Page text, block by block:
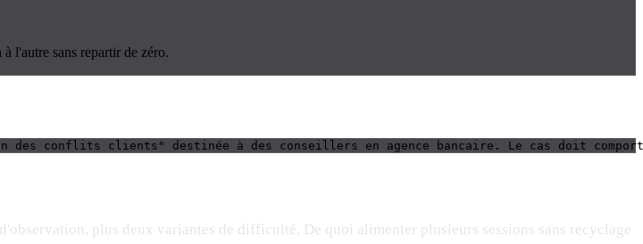
l'autre sans repartir de zéro.
des conflits clients" destinée à des conseillers en agence bancaire. Le cas
plus deux variantes de difficulté. De quoi alimenter plusieurs sessions sans recyclage